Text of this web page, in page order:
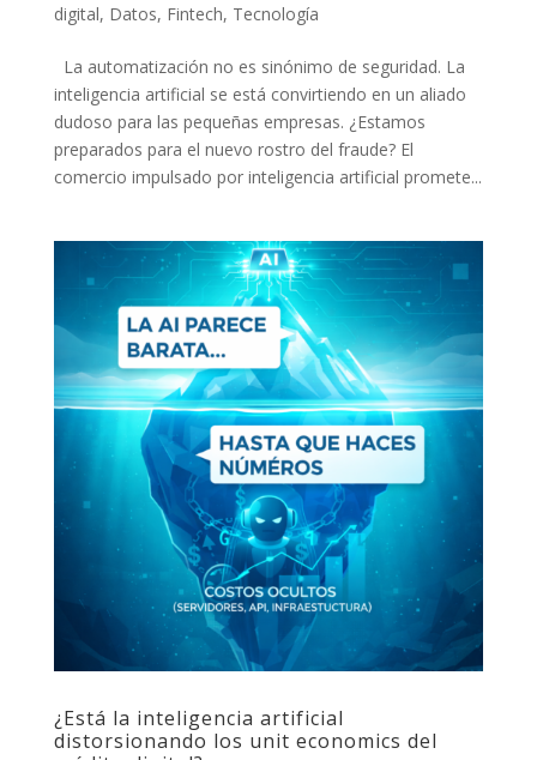
digital, Datos, Fintech, Tecnología
La automatización no es sinónimo de seguridad. La
inteligencia artificial se está convirtiendo en un aliado
dudoso para las pequeñas empresas. ¿Estamos
preparados para el nuevo rostro del fraude? El
comercio impulsado por inteligencia artificial promete...
¿Está la inteligencia artificial
distorsionando los unit economics del